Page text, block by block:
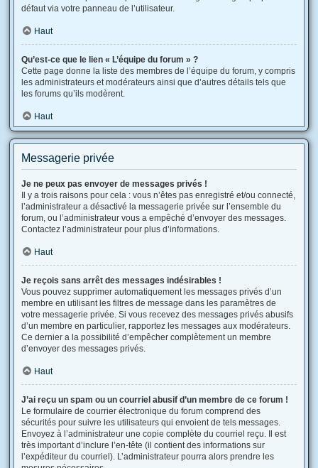
défaut via votre panneau de l’utilisateur.
Haut
Qu’est-ce que le lien « L’équipe du forum » ?
Cette page donne la liste des membres de l’équipe du forum, y compris
les administrateurs et modérateurs ainsi que d’autres détails tels que
les forums qu’ils modèrent.
Haut
Messagerie privée
Je ne peux pas envoyer de messages privés !
Il y a trois raisons pour cela : vous n’êtes pas enregistré et/ou connecté,
l’administrateur a désactivé la messagerie privée sur l’ensemble du
forum, ou l’administrateur vous a empêché d’envoyer des messages.
Contactez l’administrateur pour plus d’informations.
Haut
Je reçois sans arrêt des messages indésirables !
Vous pouvez supprimer automatiquement les messages privés d’un
membre en utilisant les filtres de message dans les paramètres de
votre messagerie privée. Si vous recevez des messages privés abusifs
d’un membre en particulier, rapportez les messages aux modérateurs.
Ce dernier a la possibilité d’empêcher complètement un membre
d’envoyer des messages privés.
Haut
J’ai reçu un spam ou un courriel abusif d’un membre de ce forum !
Le formulaire de courrier électronique du forum comprend des
sécurités pour suivre les utilisateurs qui envoient de tels messages.
Envoyez à l’administrateur une copie complète du courriel reçu. Il est
très important d’inclure l’en-tête (il contient des informations sur
l’expéditeur du courriel). L’administrateur pourra alors prendre les